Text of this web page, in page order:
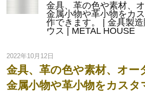
金具、革の色や素材、
金属小物や革小物をカ
作できます。 | 金具製
ウス | METAL HOUSE
2022年10月12日
金具、革の色や素材、オー
金属小物や革小物をカス